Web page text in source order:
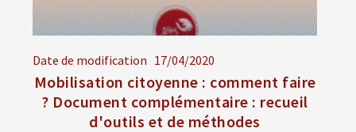
Date de modification 17/04/2020
Mobilisation citoyenne : comment faire
? Document complémentaire : recueil
d'outils et de méthodes